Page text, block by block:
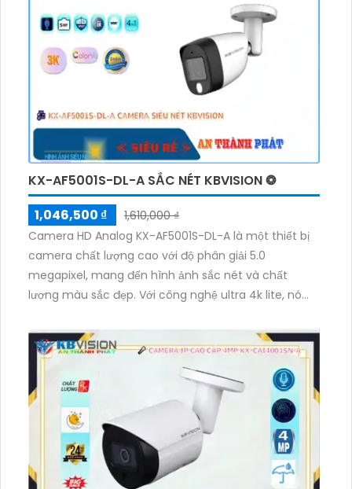
KX-AF5001S-DL-A SẮC NÉT KBVISION ❂
1,046,500 ₫
1,610,000 ₫
Camera HD Analog KX-AF5001S-DL-A là một thiết bị
camera chất lượng cao với độ phân giải 5.0
megapixel, mang đến hình ảnh sắc nét và chất
lượng màu sắc đẹp. Với công nghệ ultra 4k lite, nó
khả năng ghi hình ban đêm với hồng ngoại 20m và
chức năng Starlight, cho phép xem hình ảnh rõ ràng
và chi tiết vào ban đêm. Với thiết kế thân kim loại,
camera không bị thay đổi chất lượng truyền qua các
công nghệ AHD, CVI, TVI và BCS HD. Bên cạnh đó,
camera cũng có khả năng thu âm, giúp hoạt động
ổn định và đáp ứng nhu cầu giám sát của công trình.